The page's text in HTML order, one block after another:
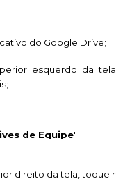
do Google Drive;
esquerdo da
de Equipe";
direito da tela, toque